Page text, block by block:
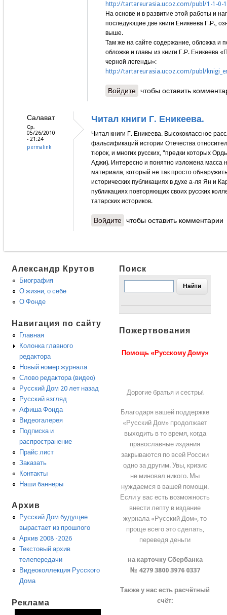
http://tartareurasia.ucoz.com/publ/1-1-0-1
На основе и в развитие этой работы и
последующие две книги Еникеева Г.Р.,
выше.
Там же на сайте содержание, обложка и
обложке и главы из книги Г.Р. Еникеева
черной легенды»:
http://tartareurasia.ucoz.com/publ/
Войдите чтобы оставить
Салават
Ср,
05/26/2010
- 21:24
permalink
Читал книги Г. Еникеева.
Читал книги Г. Еникеева. Высококлассное
фальсификаций истории Отечества
тюрок, и многих русских, "предки которых
Аджи). Интересно и понятно изложена масса
материала, который не так просто
исторических публикациях в духе а-ля Ян и
публикациях повторяющих своих русских
татарских историков.
Войдите чтобы оставить комментарии
Александр Крутов
Биография
О жизни, о себе
О Фонде
Навигация по сайту
Главная
Колонка главного
редактора
Новый номер журнала
Слово редактора (видео)
Русский Дом 20 лет назад
Русский взгляд
Афиша Фонда
Видеогалерея
Подписка и
распространение
Прайс лист
Заказать
Контакты
Наши баннеры
Архив
Русский Дом будущее
вырастает из прошлого
Архив 2008 -2026
Текстовый архив
телепередачи
Видеоколлекция Русского
Дома
Реклама
Поиск
Пожертвования
Помощь «Русскому Дому»
Дорогие братья и сестры!
Благодаря вашей поддержке
«Русский Дом» продолжает
выходить в то время, когда
православные издания
закрываются по всей России
одно за другим. Увы, кризис
не миновал никого. Мы
нуждаемся в вашей помощи.
Если у вас есть возможность
внести лепту в издание
журнала «Русский Дом», то
проще всего это сделать,
переведя деньги
на карточку Сбербанка
№ 4279 3800 3976 0337
Также у нас есть расчётный
счёт: